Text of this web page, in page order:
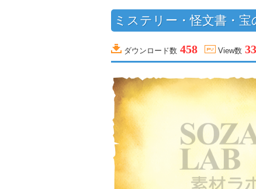
ミステリー・怪文書・
ダウンロード数 458 View数